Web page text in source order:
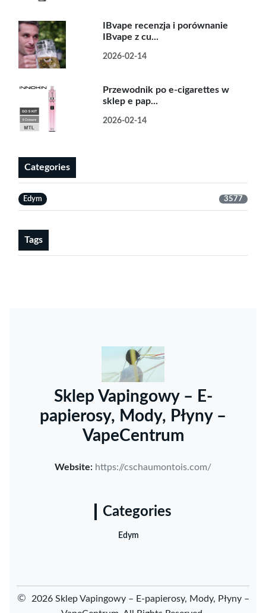
IBvape recenzja i porównanie
IBvape z cu...
2026-02-14
Przewodnik po e-cigarettes w
sklep e pap...
2026-02-14
Categories
Edym 3577
Tags
Sklep Vapingowy – E-
papierosy, Mody, Płyny –
VapeCentrum
Website: https://cschaumontois.com/
Categories
Edym
©
2026 Sklep Vapingowy – E-papierosy, Mody, Płyny –